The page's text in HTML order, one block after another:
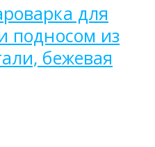
для
подносом из
бежевая